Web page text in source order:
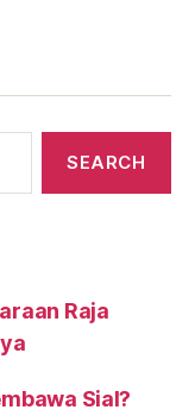
Raja
Sial?